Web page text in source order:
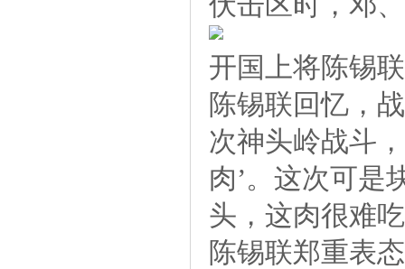
开国上将陈锡联
陈锡联回忆，
次神头岭战斗
肉’。这次可是
头，这肉很难
陈锡联郑重表